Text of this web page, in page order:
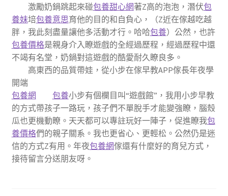
激勵奶鍋跳起來碰包養甜心網著Z高的泡泡，潛伏包
養妹培包養意思育他的目的和自負心，（Z近在傢越吃越
胖，我此刻盡量讓他多活動才行。哈哈包養）公然，也許
包養價格是親身介入瞭遊戲的全經過歷程，經過歷程中還
不竭有名堂，奶鍋對這遊戲的酷愛耐久瞭良多。
高東西的品質帶娃，從小步在傢早教APP傢長年夜學
開端
包養網
包養小步有個欄目叫“遊戲館”，我用小步早教
的方式帶孩子一路玩，孩子們不單脫手才能變強瞭，腦殼
瓜也更機動瞭。天天都可以專註玩好一陣子，促進瞭我包
養價格們的親子關系。我也更省心、更輕松。公然仍是迷
信的方式Z有用。年夜包養網傢還有什麼好的育兒方式，
接待留言分送朋友呀。